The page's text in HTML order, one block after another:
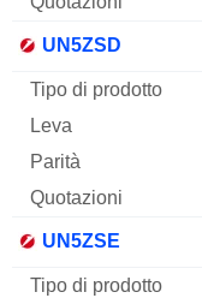
UN5ZSD
UN5ZSE